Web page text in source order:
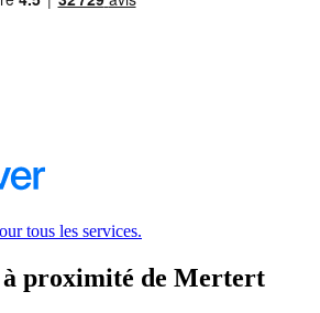
tous les services.
proximité de Mertert